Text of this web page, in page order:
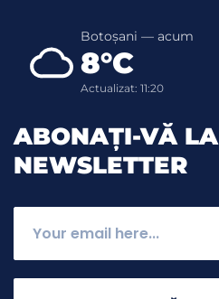
Botoșani — acum
8°C
Actualizat: 11:20
ABONAȚI-VĂ LA
NEWSLETTER